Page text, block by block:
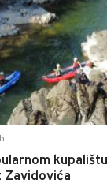
Zavidovića